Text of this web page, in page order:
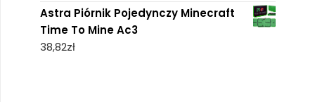
Astra Piórnik Pojedynczy Minecraft
Time To Mine Ac3
38,82zł